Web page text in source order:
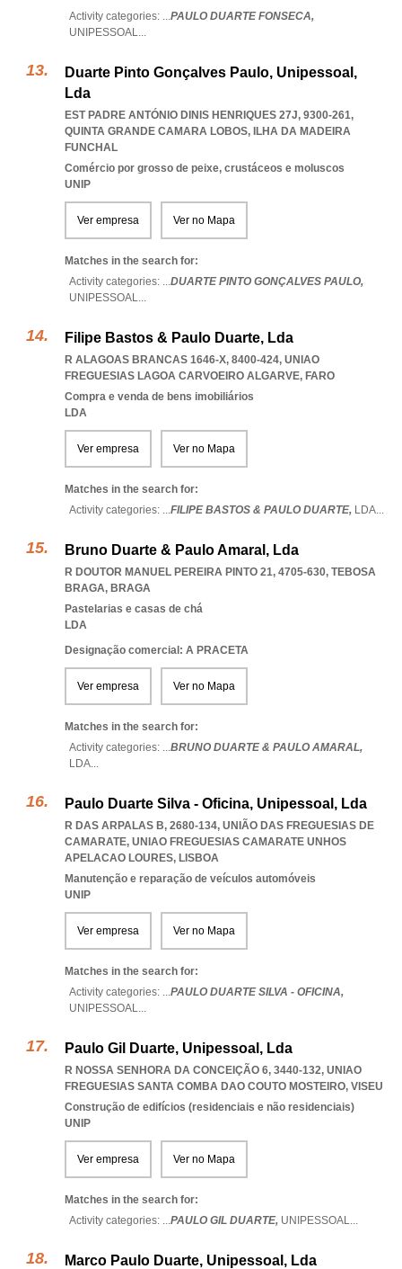
Activity categories: ...PAULO DUARTE FONSECA,
UNIPESSOAL...
Duarte Pinto Gonçalves Paulo, Unipessoal,
Lda
EST PADRE ANTÓNIO DINIS HENRIQUES 27J, 9300-261,
QUINTA GRANDE CAMARA LOBOS, ILHA DA MADEIRA
FUNCHAL
Comércio por grosso de peixe, crustáceos e moluscos
UNIP
Ver empresa Ver no Mapa
Matches in the search for:
Activity categories: ...DUARTE PINTO GONÇALVES PAULO,
UNIPESSOAL...
Filipe Bastos & Paulo Duarte, Lda
R ALAGOAS BRANCAS 1646-X, 8400-424, UNIAO
FREGUESIAS LAGOA CARVOEIRO ALGARVE, FARO
Compra e venda de bens imobiliários
LDA
Ver empresa Ver no Mapa
Matches in the search for:
Activity categories: ...FILIPE BASTOS & PAULO DUARTE, LDA...
Bruno Duarte & Paulo Amaral, Lda
R DOUTOR MANUEL PEREIRA PINTO 21, 4705-630, TEBOSA
BRAGA, BRAGA
Pastelarias e casas de chá
LDA
Designação comercial: A PRACETA
Ver empresa Ver no Mapa
Matches in the search for:
Activity categories: ...BRUNO DUARTE & PAULO AMARAL,
LDA...
Paulo Duarte Silva - Oficina, Unipessoal, Lda
R DAS ARPALAS B, 2680-134, UNIÃO DAS FREGUESIAS DE
CAMARATE, UNIAO FREGUESIAS CAMARATE UNHOS
APELACAO LOURES, LISBOA
Manutenção e reparação de veículos automóveis
UNIP
Ver empresa Ver no Mapa
Matches in the search for:
Activity categories: ...PAULO DUARTE SILVA - OFICINA,
UNIPESSOAL...
Paulo Gil Duarte, Unipessoal, Lda
R NOSSA SENHORA DA CONCEIÇÃO 6, 3440-132, UNIAO
FREGUESIAS SANTA COMBA DAO COUTO MOSTEIRO, VISEU
Construção de edifícios (residenciais e não residenciais)
UNIP
Ver empresa Ver no Mapa
Matches in the search for:
Activity categories: ...PAULO GIL DUARTE, UNIPESSOAL...
Marco Paulo Duarte, Unipessoal, Lda